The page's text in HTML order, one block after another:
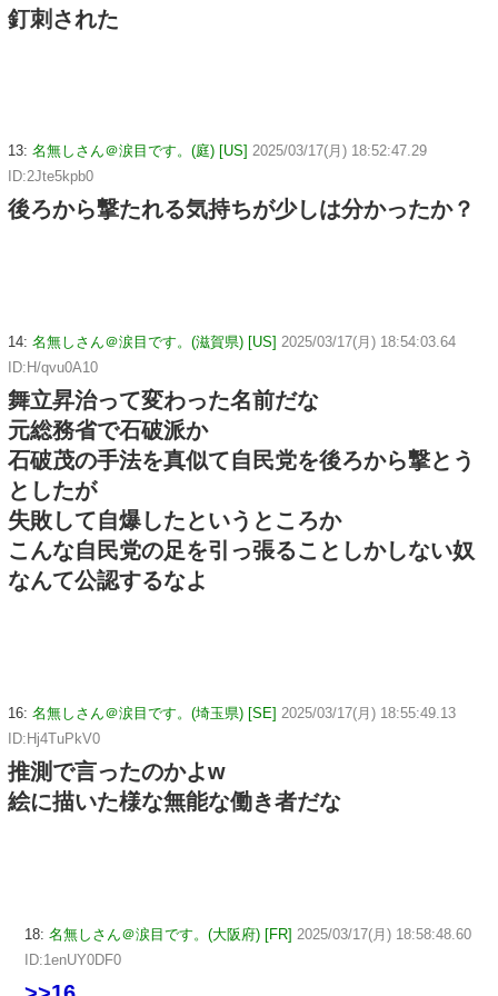
釘刺された
13: 名無しさん＠涙目です。(庭) [US] 2025/03/17(月) 18:52:47.29
ID:2Jte5kpb0
後ろから撃たれる気持ちが少しは分かったか？
14: 名無しさん＠涙目です。(滋賀県) [US] 2025/03/17(月) 18:54:03.64
ID:H/qvu0A10
舞立昇治って変わった名前だな
元総務省で石破派か
石破茂の手法を真似て自民党を後ろから撃とう
としたが
失敗して自爆したというところか
こんな自民党の足を引っ張ることしかしない奴
なんて公認するなよ
16: 名無しさん＠涙目です。(埼玉県) [SE] 2025/03/17(月) 18:55:49.13
ID:Hj4TuPkV0
推測で言ったのかよw
絵に描いた様な無能な働き者だな
18: 名無しさん＠涙目です。(大阪府) [FR] 2025/03/17(月) 18:58:48.60
ID:1enUY0DF0